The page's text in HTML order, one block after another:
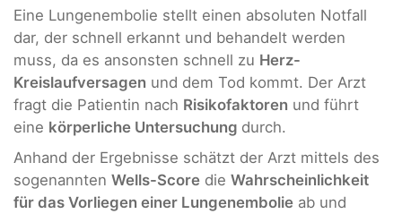
Eine Lungenembolie stellt einen absoluten Notfall
dar, der schnell erkannt und behandelt werden
muss, da es ansonsten schnell zu Herz-
Kreislaufversagen und dem Tod kommt. Der Arzt
fragt die Patientin nach Risikofaktoren und führt
eine körperliche Untersuchung durch.
Anhand der Ergebnisse schätzt der Arzt mittels des
sogenannten Wells-Score die Wahrscheinlichkeit
für das Vorliegen einer Lungenembolie ab und